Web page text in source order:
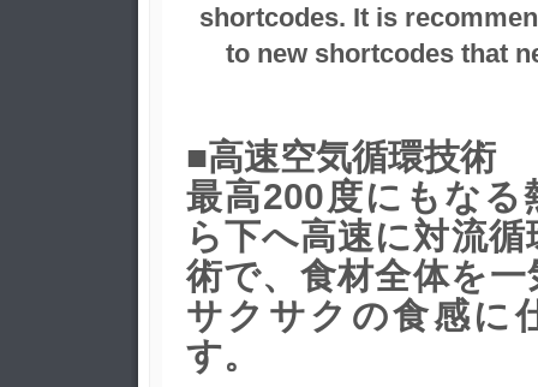
shortcodes. It is
to new shortcodes that
■高速空気循環技術
最高200度にもなる
ら下へ高速に対流
術で、食材全体を一
サクサクの食感に
す。